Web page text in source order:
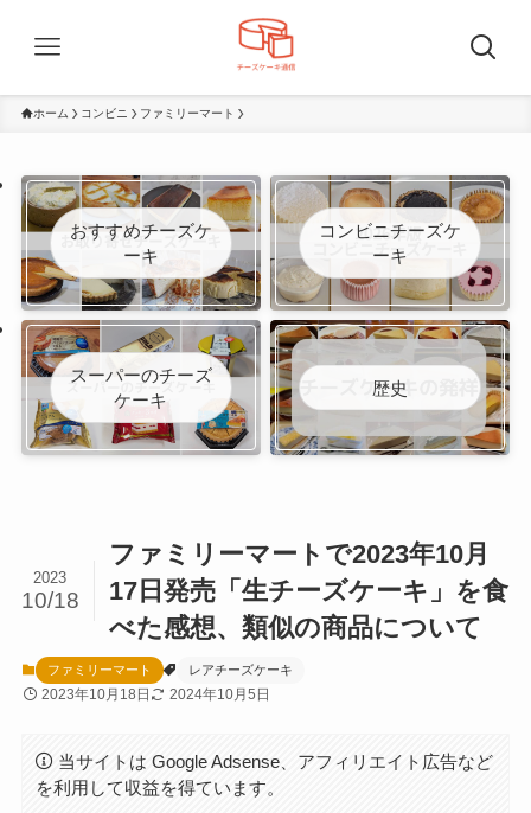
ホーム コンビニ ファミリーマート
おすすめチーズケ
ーキ
コンビニチーズケ
ーキ
スーパーのチーズ
ケーキ
歴史
ファミリーマートで2023年10月
17日発売「生チーズケーキ」を食
べた感想、類似の商品について
2023
10/18
ファミリーマート レアチーズケーキ
2023年10月18日 2024年10月5日
当サイトは Google Adsense、アフィリエイト広告など
を利用して収益を得ています。